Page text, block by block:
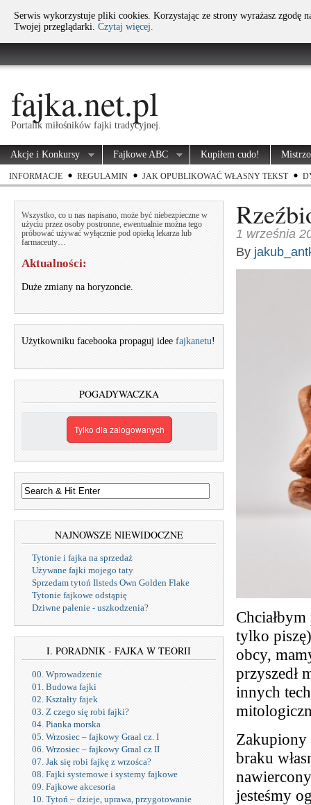
fajka.net.pl
Portalik miłośników fajki tradycyjnej.
Akcje i Konkursy Fajkowe ABC Kupiłem cudo!
INFORMACJE REGULAMIN JAK OPUBLIKOWAĆ WŁASNY TEKST
Wszystko, co u nas napisano, może być niebezpieczne w
użyciu przez osoby postronne, ewentualnie można tego
próbować używać wyłącznie pod opieką lekarza lub
farmaceuty…
Aktualności:
Duże zmiany na horyzoncie.
Użytkowniku facebooka propaguj idee fajkanetu!
POGADYWACZKA
Tylko dla zalogowanych
NAJNOWSZE NIEWIDOCZNE
Tytonie i fajka na sprzedaż
Używane fajki mojego taty
Sprzedam tytoń Ilsteds Own Golden Flake
Tytonie fajkowe odstąpię
Dziwne palenie - uszkodzenia?
I. PORADNIK - FAJKA W TEORII
00. Wprowadzenie
01. Budowa fajki
02. Kształty fajek
03. Z czego się robi fajki?
04. Pianka morska
05. Wrzosiec – fajkowy Graal cz. I
06. Wrzosiec – fajkowy Graal cz II
07. Jak się robi fajkę z wrzośca?
08. Fajki systemowe i systemy fajkowe
09. Fajkowe akcesoria
10. Tytoń – dzieje, uprawa, przygotowanie
1 września
By
tylko
obcy,
przyszedł
innych
Zakupiony
braku
jesteśmy
Serwis wykorzystuje pliki cookies. Korzystając ze strony wyrażasz
Twojej przeglądarki. Czytaj więcej.